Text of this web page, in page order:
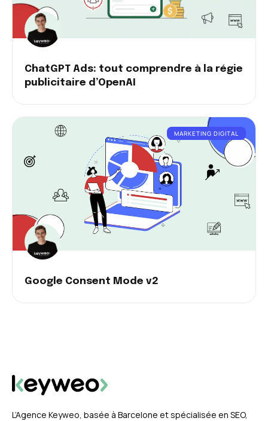
ChatGPT Ads: tout comprendre à la régie
publicitaire d’OpenAI
MARKETING DIGITAL
Google Consent Mode v2
L’Agence Keyweo, basée à Barcelone et spécialisée en SEO,